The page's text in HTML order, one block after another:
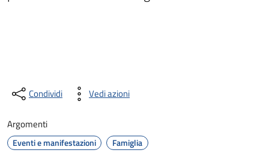
Condividi Vedi azioni
Argomenti
Eventi e manifestazioni Famiglia